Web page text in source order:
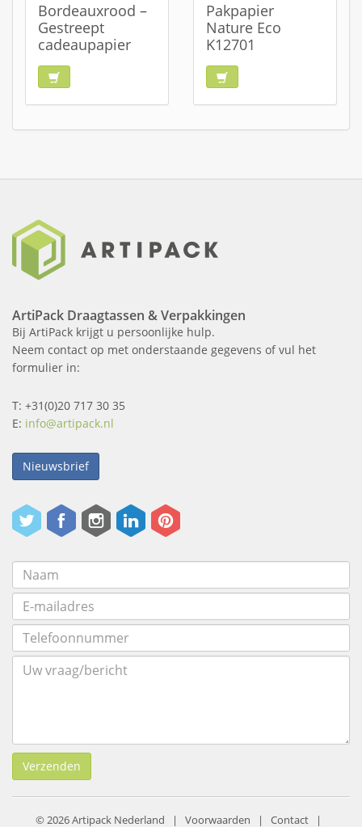
Bordeauxrood –
Gestreept
cadeaupapier
Pakpapier
Nature Eco
K12701
ArtiPack Draagtassen & Verpakkingen
Bij ArtiPack krijgt u persoonlijke hulp.
Neem contact op met onderstaande gegevens of vul het
formulier in:
T: +31(0)20 717 30 35
E: info@artipack.nl
Nieuwsbrief
Verzenden
© 2026 Artipack Nederland | Voorwaarden | Contact |